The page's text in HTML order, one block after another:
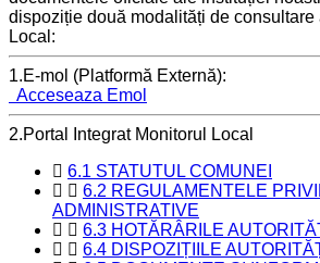
dispoziție două modalități de consultare
Local:
1.E-mol (Platformă Externă):
Acceseaza Emol
2.Portal Integrat Monitorul Local
6.1 STATUTUL COMUNEI
6.2 REGULAMENTELE
ADMINISTRATIVE
6.3 HOTĂRÂRILE
6.4 DISPOZIȚIILE